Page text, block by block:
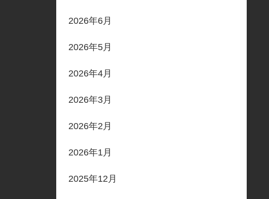
2026年6月
2026年5月
2026年4月
2026年3月
2026年2月
2026年1月
2025年12月